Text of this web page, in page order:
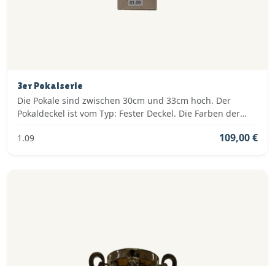
3er Pokalserie
Die Pokale sind zwischen 30cm und 33cm hoch. Der
Pokaldeckel ist vom Typ: Fester Deckel. Die Farben der
1.09
109,00 €